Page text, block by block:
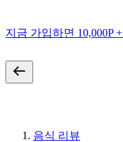
지금 가입하면 10,000P
음식 리뷰